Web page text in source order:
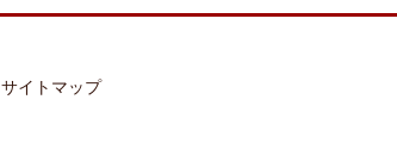
サイトマップ